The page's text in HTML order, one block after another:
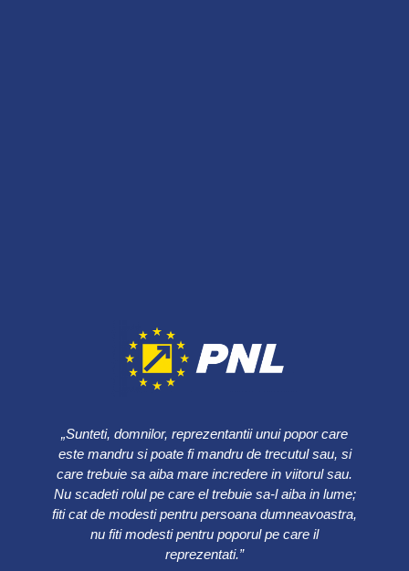
„Sunteti, domnilor, reprezentantii unui popor care
este mandru si poate fi mandru de trecutul sau, si
care trebuie sa aiba mare incredere in viitorul sau.
Nu scadeti rolul pe care el trebuie sa-l aiba in lume;
fiti cat de modesti pentru persoana dumneavoastra,
nu fiti modesti pentru poporul pe care il
reprezentati.”